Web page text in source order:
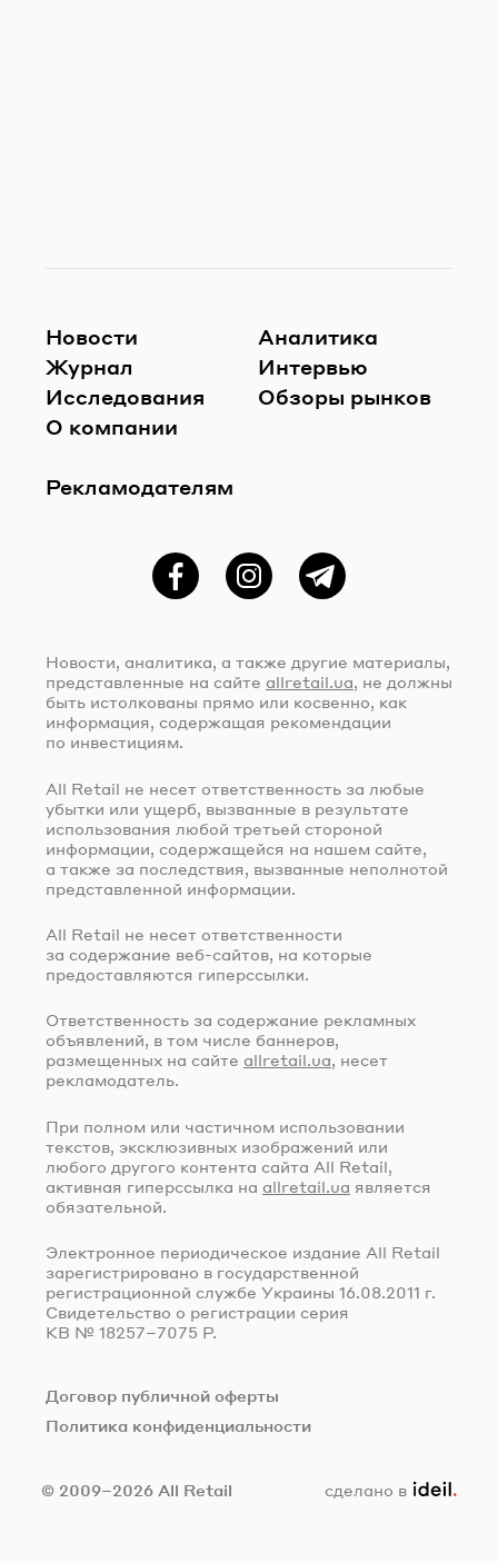
Новости
Журнал
Исследования
О компании
Рекламодателям
Аналитика
Интервью
Обзоры рынков
ФейсбукInstagramTelegram
Новости, аналитика, а также другие материалы,
представленные на сайте allretail.ua, не должны
быть истолкованы прямо или косвенно, как
информация, содержащая рекомендации
по инвестициям.
All Retail не несет ответственность за любые
убытки или ущерб, вызванные в результате
использования любой третьей стороной
информации, содержащейся на нашем сайте,
а также за последствия, вызванные неполнотой
представленной информации.
All Retail не несет ответственности
за содержание веб-сайтов, на которые
предоставляются гиперссылки.
Ответственность за содержание рекламных
объявлений, в том числе баннеров,
размещенных на сайте allretail.ua, несет
рекламодатель.
При полном или частичном использовании
текстов, эксклюзивных изображений или
любого другого контента сайта All Retail,
активная гиперссылка на allretail.ua является
обязательной.
Электронное периодическое издание All Retail
зарегистрировано в государственной
регистрационной службе Украины 16.08.2011 г.
Свидетельство о регистрации серия
КВ № 18257–7075 Р.
Договор публичной оферты
Политика конфиденциальности
© 2009–2026 All Retail сделано в ideil.